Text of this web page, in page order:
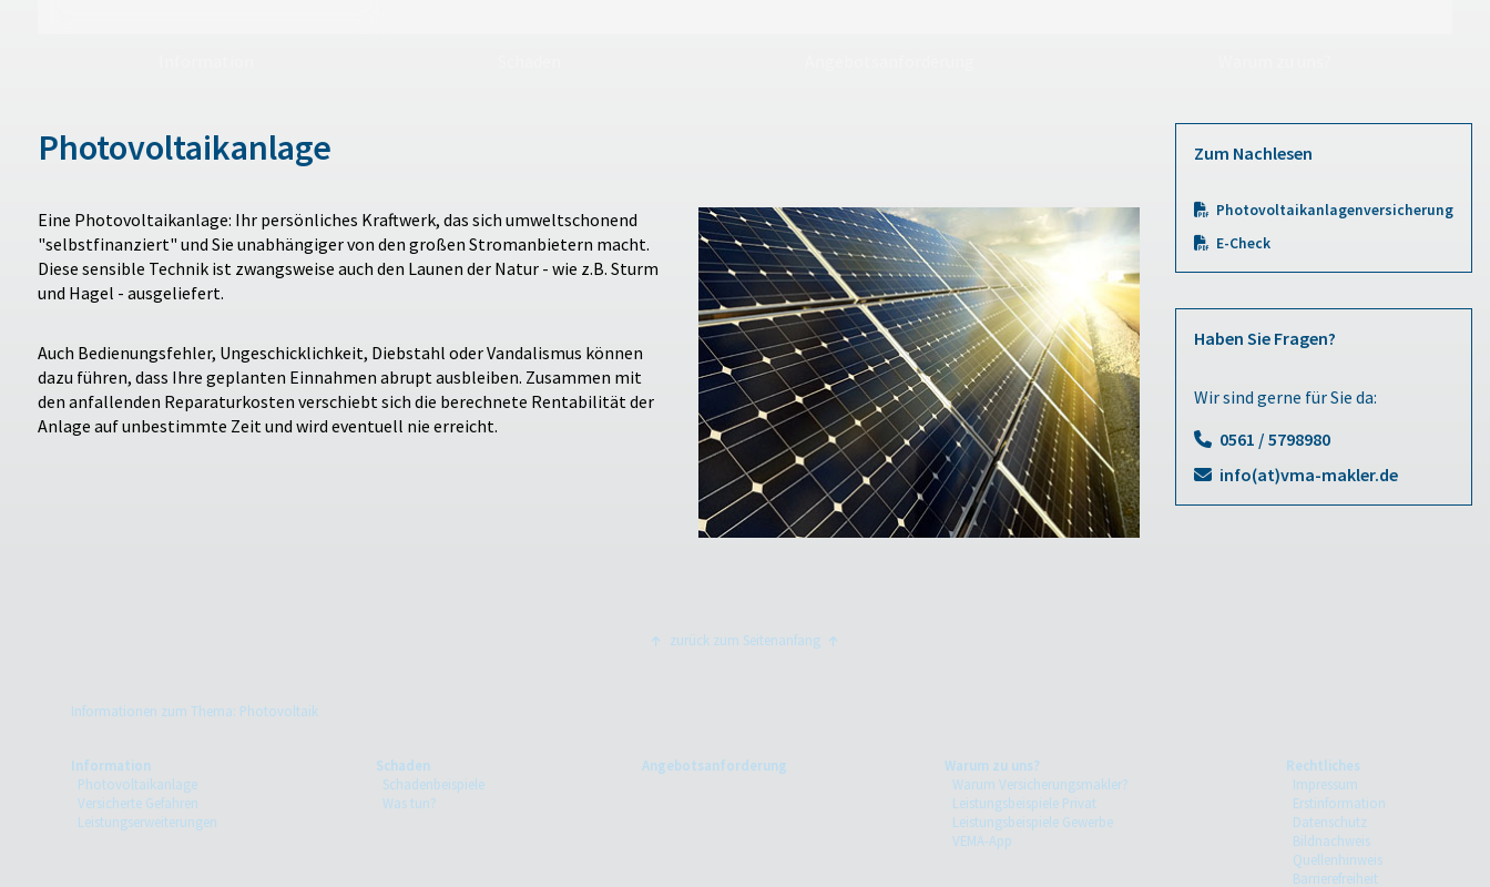
Photovoltaikanlage
Eine Photovoltaikanlage: Ihr persönliches Kraftwerk, das sich umweltschonend
"selbstfinanziert" und Sie unabhängiger von den großen Stromanbietern macht.
Diese sensible Technik ist zwangsweise auch den Launen der Natur - wie z.B. Sturm
und Hagel - ausgeliefert.
Auch Bedienungsfehler, Ungeschicklichkeit, Diebstahl oder Vandalismus können
dazu führen, dass Ihre geplanten Einnahmen abrupt ausbleiben. Zusammen mit
den anfallenden Reparaturkosten verschiebt sich die berechnete Rentabilität der
Anlage auf unbestimmte Zeit und wird eventuell nie erreicht.
Zum Nachlesen
Photovoltaikanlagenversicherung
E-Check
Haben Sie Fragen?
Wir sind gerne für Sie da:
0561 / 5798980
info(at)vma-makler.de
zurück zum Seitenanfang
Informationen zum Thema: Photovoltaik
Information
Photovoltaikanlage
Versicherte Gefahren
Leistungserweiterungen
Schaden
Schadenbeispiele
Was tun?
Angebotsanforderung
Warum zu uns?
Warum Versicherungsmakler?
Leistungsbeispiele Privat
Leistungsbeispiele Gewerbe
VEMA-App
Rechtliches
Impressum
Erstinformation
Datenschutz
Bildnachweis
Quellenhinweis
Barrierefreiheit